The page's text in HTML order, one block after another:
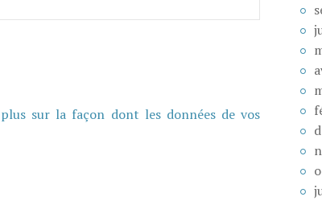
sur la façon dont les données de vos